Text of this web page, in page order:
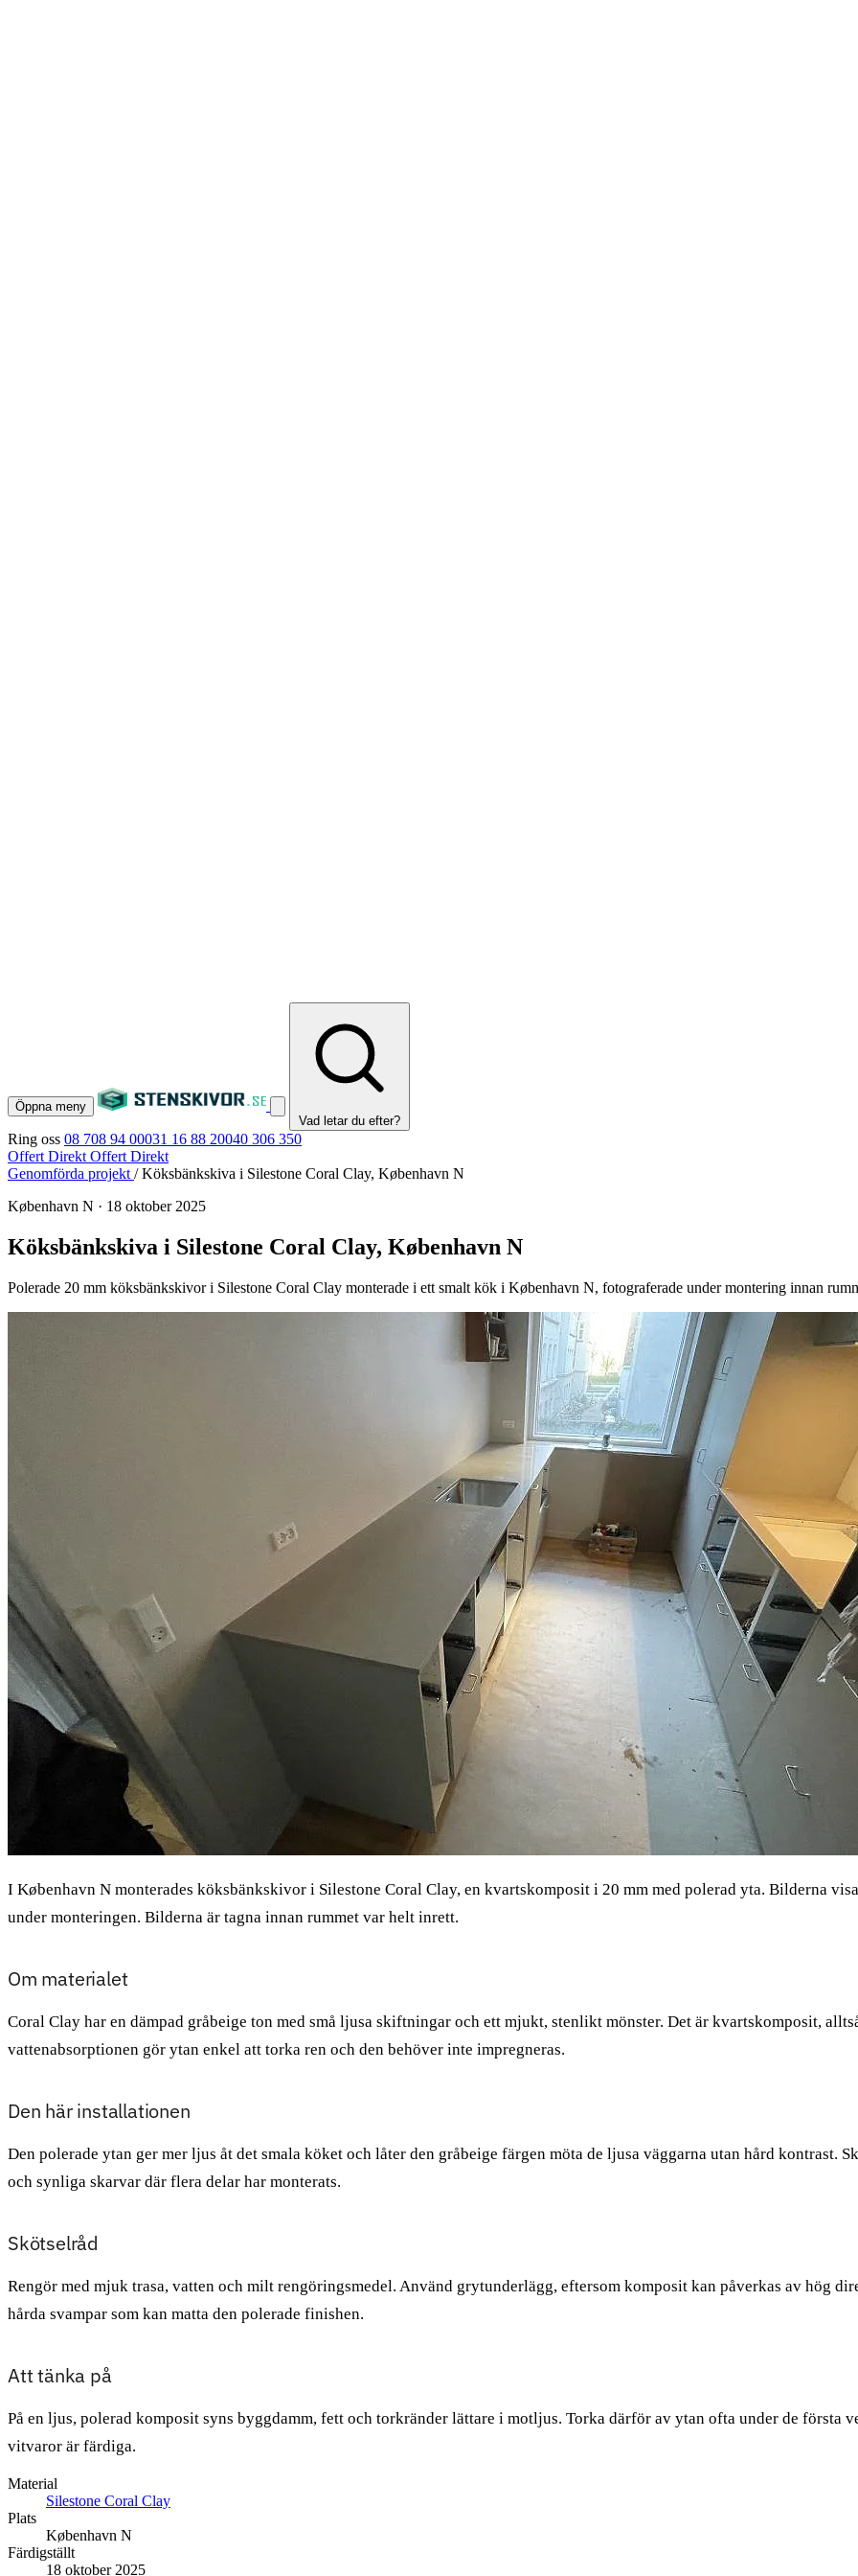
Öppna meny
Vad letar du efter?
Ring oss 08 708 94 00031 16 88 20040 306 350
Offert Direkt Offert Direkt
Genomförda projekt / Köksbänkskiva i Silestone Coral Clay, København N
København N · 18 oktober 2025
Köksbänkskiva i Silestone Coral Clay, København N
Polerade 20 mm köksbänkskivor i Silestone Coral Clay monterade i ett smalt kök i København N, fotograferade under montering innan
I København N monterades köksbänkskivor i Silestone Coral Clay, en kvartskomposit i 20 mm med polerad yta. Bilderna
under monteringen. Bilderna är tagna innan rummet var helt inrett.
Om materialet
Coral Clay har en dämpad gråbeige ton med små ljusa skiftningar och ett mjukt, stenlikt mönster. Det är kvartskomposit,
vattenabsorptionen gör ytan enkel att torka ren och den behöver inte impregneras.
Den här installationen
Den polerade ytan ger mer ljus åt det smala köket och låter den gråbeige färgen möta de ljusa väggarna utan hård kontrast.
och synliga skarvar där flera delar har monterats.
Skötselråd
Rengör med mjuk trasa, vatten och milt rengöringsmedel. Använd grytunderlägg, eftersom komposit kan påverkas av hög
hårda svampar som kan matta den polerade finishen.
Att tänka på
På en ljus, polerad komposit syns byggdamm, fett och torkränder lättare i motljus. Torka därför av ytan ofta under de första
vitvaror är färdiga.
Material
Silestone Coral Clay
Plats
København N
Färdigställt
18 oktober 2025